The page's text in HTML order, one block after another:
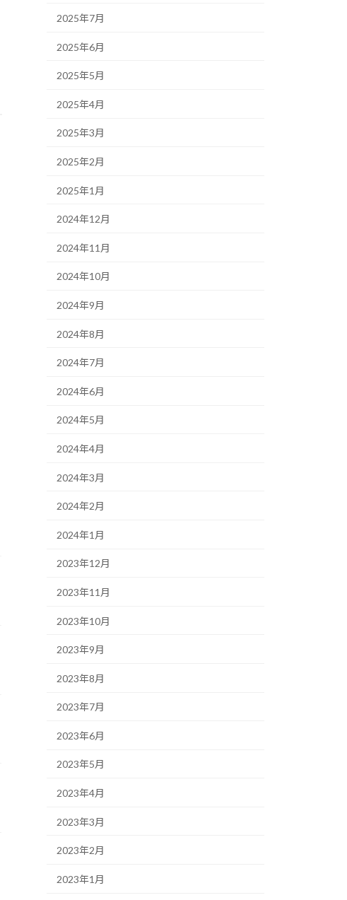
2025年7月
2025年6月
2025年5月
2025年4月
2025年3月
2025年2月
2025年1月
2024年12月
2024年11月
2024年10月
2024年9月
2024年8月
2024年7月
2024年6月
2024年5月
2024年4月
2024年3月
2024年2月
2024年1月
2023年12月
2023年11月
2023年10月
2023年9月
2023年8月
2023年7月
2023年6月
2023年5月
2023年4月
2023年3月
2023年2月
2023年1月